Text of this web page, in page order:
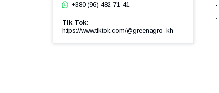
+380 (96) 482-71-41
Tik Tok
https://www.tiktok.com/@greenagro_kh